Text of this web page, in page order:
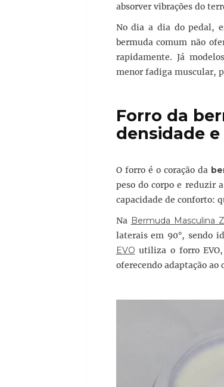
absorver vibrações do
No dia a dia do pedal,
bermuda comum não
rapidamente. Já
menor fadiga muscular,
Forro da
densidade
O forro é o coração da
peso do corpo e reduzir
capacidade de conforto:
Na Bermuda Masculina
laterais em 90°, sendo
EVO utiliza o forro
oferecendo adaptação ao